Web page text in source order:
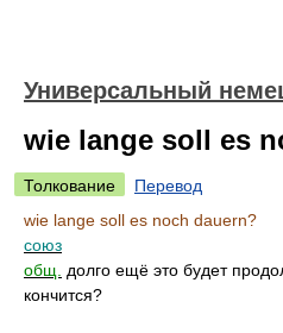
Универсальный
wie lange soll es
Толкование
Перевод
wie lange soll es noch dauern?
союз
общ.
долго ещё это будет
кончится?